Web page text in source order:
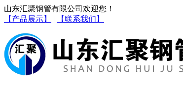
山东汇聚钢管有限公司欢迎您！
【产品展示】
| 【联系我们】